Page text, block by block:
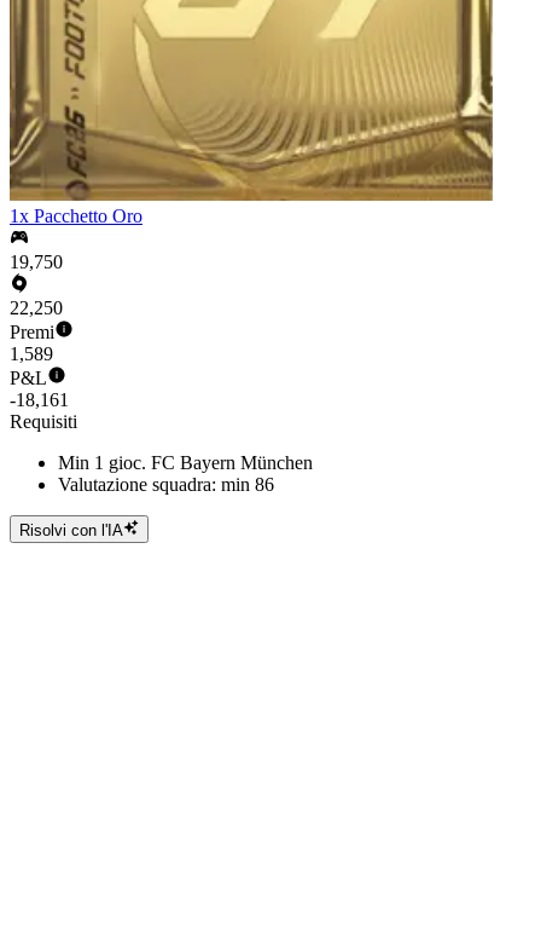
1x Pacchetto Oro
19,750
22,250
Premi
1,589
P&L
-18,161
Requisiti
Min 1 gioc. FC Bayern München
Valutazione squadra: min 86
Risolvi con l'IA